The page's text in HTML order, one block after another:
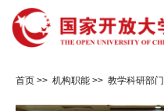
首页 >> 机构职能 >> 教学科研部门